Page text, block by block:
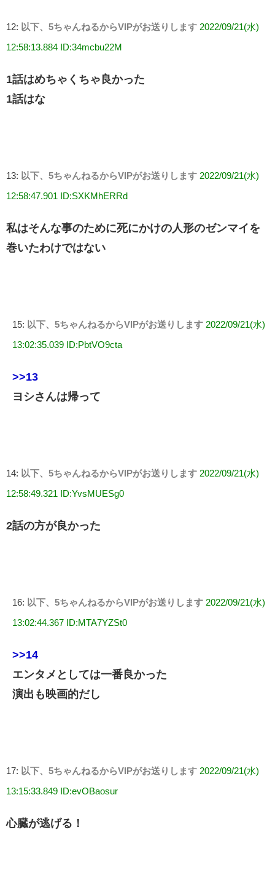
12: 以下、5ちゃんねるからVIPがお送りします 2022/09/21(水)
12:58:13.884 ID:34mcbu22M
1話はめちゃくちゃ良かった
1話はな
13: 以下、5ちゃんねるからVIPがお送りします 2022/09/21(水)
12:58:47.901 ID:SXKMhERRd
私はそんな事のために死にかけの人形のゼンマイを
巻いたわけではない
15: 以下、5ちゃんねるからVIPがお送りします 2022/09/21(水)
13:02:35.039 ID:PbtVO9cta
>>13
ヨシさんは帰って
14: 以下、5ちゃんねるからVIPがお送りします 2022/09/21(水)
12:58:49.321 ID:YvsMUESg0
2話の方が良かった
16: 以下、5ちゃんねるからVIPがお送りします 2022/09/21(水)
13:02:44.367 ID:MTA7YZSt0
>>14
エンタメとしては一番良かった
演出も映画的だし
17: 以下、5ちゃんねるからVIPがお送りします 2022/09/21(水)
13:15:33.849 ID:evOBaosur
心臓が逃げる！